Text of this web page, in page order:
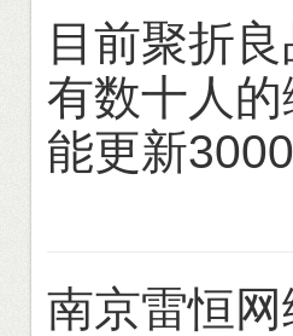
目前聚折
有数十人
能更新
南京雷恒